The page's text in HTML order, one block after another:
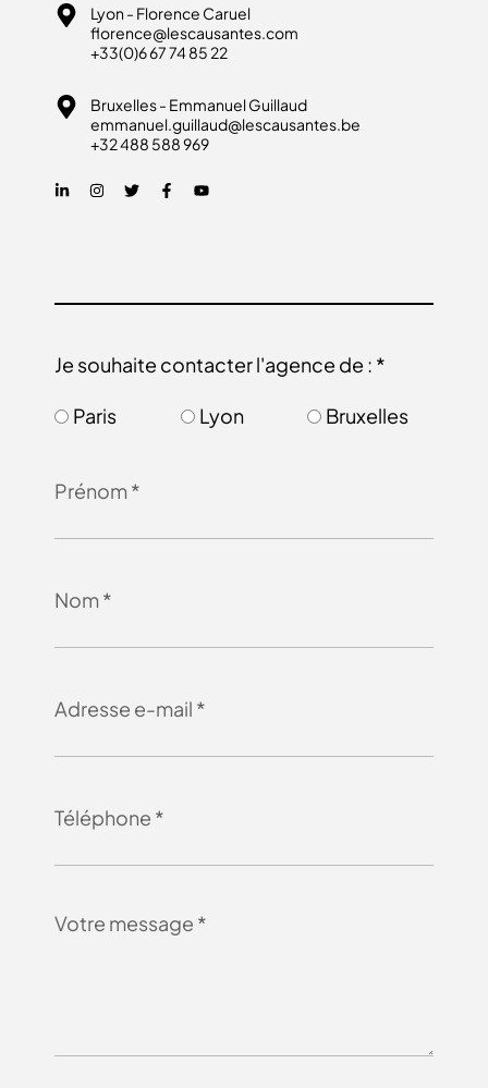
Lyon - Florence Caruel
florence@lescausantes.com
+33(0)6 67 74 85 22
Bruxelles - Emmanuel Guillaud
emmanuel.guillaud@lescausantes.be
+32 488 588 969
Je souhaite contacter l'agence de : *
Paris Lyon Bruxelles